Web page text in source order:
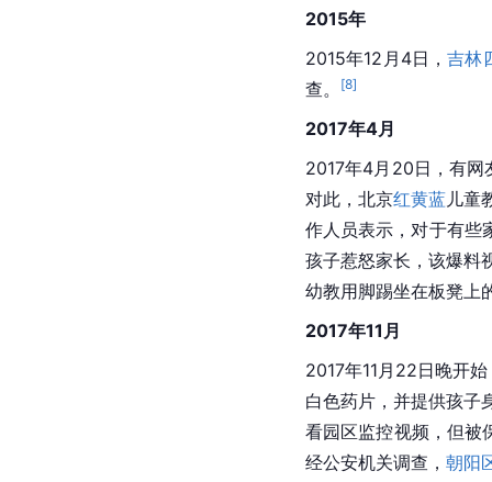
2015年
2015年12月4日，吉林
查。
[8]
2017年4月
2017年4月20日，有网
对此，北京红黄蓝儿童
作人员表示，对于有些
孩子惹怒家长，该爆料
幼教用脚踢坐在板凳上
2017年11月
2017年11月22日晚开
白色药片，并提供孩子
看园区监控视频，但被
经公安机关调查， 朝阳